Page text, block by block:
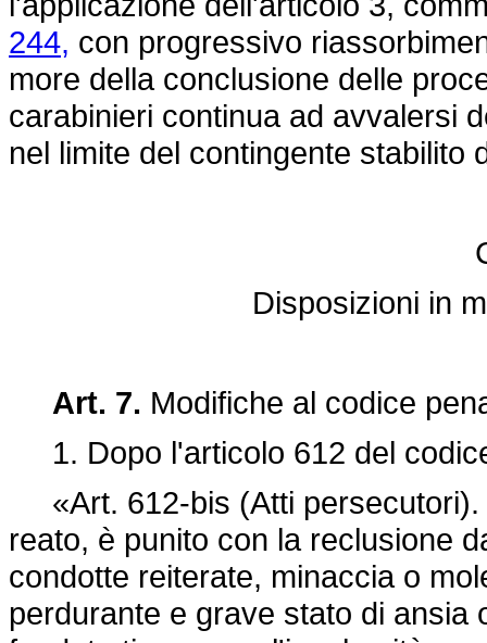
244, con progressivo
more della conclusione delle
carabinieri continua ad avvalersi
nel limite del contingente stabilito
Disposizioni in
Art. 7. Modifiche al codice
1. Dopo l'articolo 612 del
«Art. 612-bis (Atti persecutori).
reato, è punito con la reclusione
condotte reiterate, minaccia o
perdurante e grave stato di ansia